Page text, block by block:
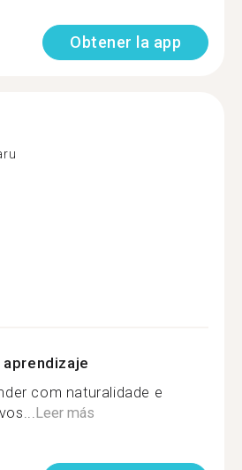
Obtener la app
com naturalidade e
Leer más